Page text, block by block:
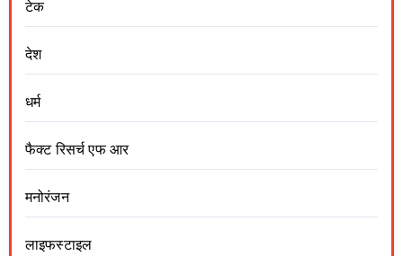
टेक
देश
धर्म
फैक्ट रिसर्च एफ आर
मनोरंजन
लाइफस्टाइल